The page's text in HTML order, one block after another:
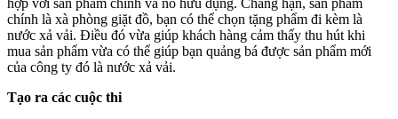
hợp với sản phẩm chính và nó hữu dụng. Chẳng hạn, sản phẩm
chính là xà phòng giặt đồ, bạn có thể chọn tặng phẩm đi kèm là
nước xả vải. Điều đó vừa giúp khách hàng cảm thấy thu hút khi
mua sản phẩm vừa có thể giúp bạn quảng bá được sản phẩm mới
của công ty đó là nước xả vải.
Tạo ra các cuộc thi